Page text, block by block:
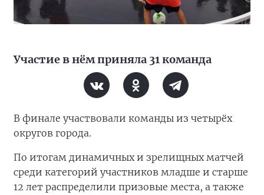
Участие в нём приняла 31 команда
В финале участвовали команды из четырёх
округов города.
По итогам динамичных и зрелищных матчей
среди категорий участников младше и старше
12 лет распределили призовые места, а также